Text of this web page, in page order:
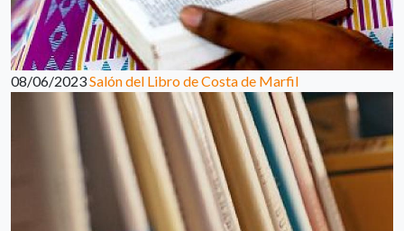
08/06/2023Salón del Libro de Costa de Marfil